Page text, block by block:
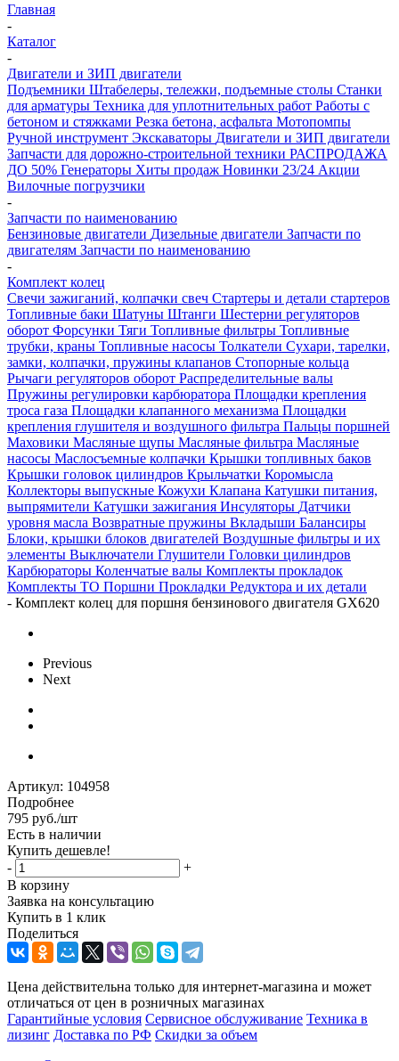
Главная
-
Каталог
-
Двигатели и ЗИП двигатели
Подъемники Штабелеры, тележки, подъемные столы Станки
для арматуры Техника для уплотнительных работ Работы с
бетоном и стяжками Резка бетона, асфальта Мотопомпы
Ручной инструмент Экскаваторы Двигатели и ЗИП двигатели
Запчасти для дорожно-строительной техники РАСПРОДАЖА
ДО 50% Генераторы Хиты продаж Новинки 23/24 Акции
Вилочные погрузчики
-
Запчасти по наименованию
Бензиновые двигатели Дизельные двигатели Запчасти по
двигателям Запчасти по наименованию
-
Комплект колец
Свечи зажиганий, колпачки свеч Стартеры и детали стартеров
Топливные баки Шатуны Штанги Шестерни регуляторов
оборот Форсунки Тяги Топливные фильтры Топливные
трубки, краны Топливные насосы Толкатели Сухари, тарелки,
замки, колпачки, пружины клапанов Стопорные кольца
Рычаги регуляторов оборот Распределительные валы
Пружины регулировки карбюратора Площадки крепления
троса газа Площадки клапанного механизма Площадки
крепления глушителя и воздушного фильтра Пальцы поршней
Маховики Масляные щупы Масляные фильтра Масляные
насосы Маслосъемные колпачки Крышки топливных баков
Крышки головок цилиндров Крыльчатки Коромысла
Коллекторы выпускные Кожухи Клапана Катушки питания,
выпрямители Катушки зажигания Инсуляторы Датчики
уровня масла Возвратные пружины Вкладыши Балансиры
Блоки, крышки блоков двигателей Воздушные фильтры и их
элементы Выключатели Глушители Головки цилиндров
Карбюраторы Коленчатые валы Комплекты прокладок
Комплекты ТО Поршни Прокладки Редуктора и их детали
- Комплект колец для поршня бензинового двигателя GХ620
Previous
Next
Артикул: 104958
Подробнее
795 руб./шт
Есть в наличии
Купить дешевле!
-
+
В корзину
Заявка на консультацию
Купить в 1 клик
Поделиться
Цена действительна только для интернет-магазина и может
отличаться от цен в розничных магазинах
Гарантийные условия Сервисное обслуживание Техника в
лизинг Доставка по РФ Скидки за объем